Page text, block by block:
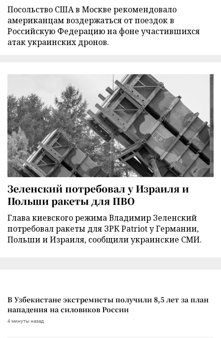
Посольство США в Москве рекомендовало
американцам воздержаться от поездок в
Российскую Федерацию на фоне участившихся
атак украинских дронов.
Зеленский потребовал у Израиля и
Польши ракеты для ПВО
Глава киевского режима Владимир Зеленский
потребовал ракеты для ЗРК Patriot у Германии,
Польши и Израиля, сообщили украинские СМИ.
В Узбекистане экстремисты получили 8,5 лет за план
нападения на силовиков России
4 минуты назад